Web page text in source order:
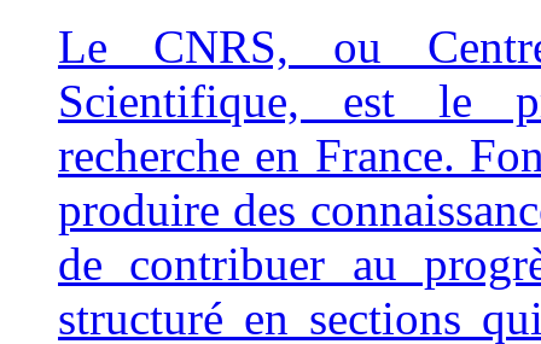
Le CNRS, ou
Scientifique, est le
recherche en France.
produire des
de contribuer au
structuré en sections